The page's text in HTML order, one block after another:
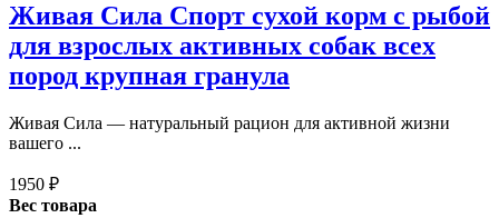
Живая Сила Спорт сухой корм с рыбой
для взрослых активных собак всех
пород крупная гранула
Живая Сила — натуральный рацион для активной жизни
вашего ...
1950 ₽
Вес товара